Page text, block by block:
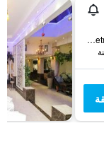
33/127-128 Moo 10 Soi Lk Metro Nongprue, باتايا, تايلاند